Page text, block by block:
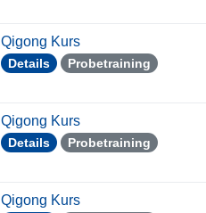
Qigong Kurs
Details Probetraining
Qigong Kurs
Details Probetraining
Qigong Kurs